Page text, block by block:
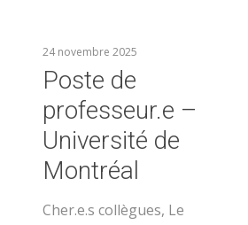
24 novembre 2025
Poste de
professeur.e –
Université de
Montréal
Cher.e.s collègues, Le